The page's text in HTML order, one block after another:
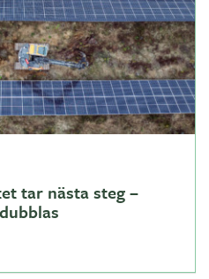
tar nästa steg –